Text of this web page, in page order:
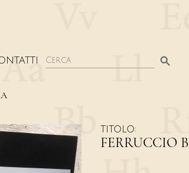
Search
for:
TITOLO:
FERRUCCIO